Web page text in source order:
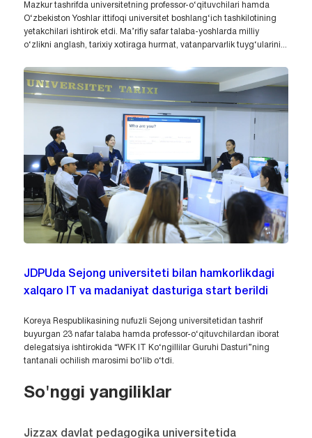
Mazkur tashrifda universitetning professor-o‘qituvchilari hamda
O‘zbekiston Yoshlar ittifoqi universitet boshlang‘ich tashkilotining
yetakchilari ishtirok etdi. Ma’rifiy safar talaba-yoshlarda milliy
o‘zlikni anglash, tarixiy xotiraga hurmat, vatanparvarlik tuyg‘ularini...
JDPUda Sejong universiteti bilan hamkorlikdagi
xalqaro IT va madaniyat dasturiga start berildi
Koreya Respublikasining nufuzli Sejong universitetidan tashrif
buyurgan 23 nafar talaba hamda professor-o‘qituvchilardan iborat
delegatsiya ishtirokida “WFK IT Ko‘ngillilar Guruhi Dasturi”ning
tantanali ochilish marosimi bo‘lib o‘tdi.
So'nggi yangiliklar
Jizzax davlat pedagogika universitetida